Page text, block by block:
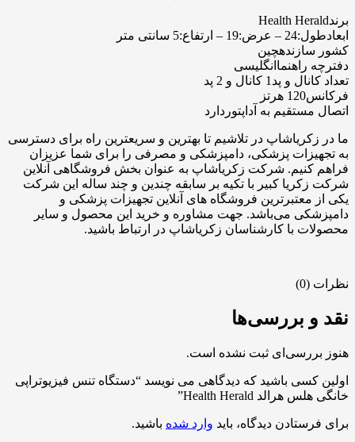
برندHealth Herald
ابعادطول:24 – عرض:19 – ارتفاع:5 سانتی متر
کشور سازندهچین
دفترچه راهنما انگلیسی
تعداد کانال و پد 1 کانال و 2 پد
فرکانس120 هرتز
اتصال مستقیم به آداپتور دارد
ما در زکریاشاپ در تلاشیم تا بهترین و سریعترین راه برای دسترسی
به تجهیزات پزشکی، دامپزشکی و مصرفی را برای شما عزیزان
فراهم کنیم. شرکت زکریاشاپ به عنوان بخش فروشگاهی آنلاین
شرکت زکریا کبیر با تکیه بر سابقه چندین و چند ساله این شرکت
یکی از معتبرترین فروشگاه های آنلاین تجهیزات پزشکی و
دامپزشکی می‌باشد. جهت مشاوره و خرید این محصول و سایر
محصولات با کارشناسان زکریاشاپ در ارتباط باشید.
نظرات (0)
نقد و بررسی‌ها
هنوز بررسی‌ای ثبت نشده است.
اولین کسی باشید که دیدگاهی می نویسد “دستگاه تنس فیزیوتراپی
خانگی هلس هرالد Health Herald”
برای فرستادن دیدگاه، باید وارد شده باشید.